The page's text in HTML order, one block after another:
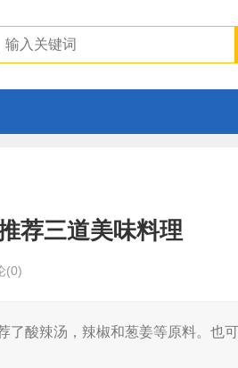
荐三道美味料理
(0)
酸辣汤，辣椒和葱姜等原料。也